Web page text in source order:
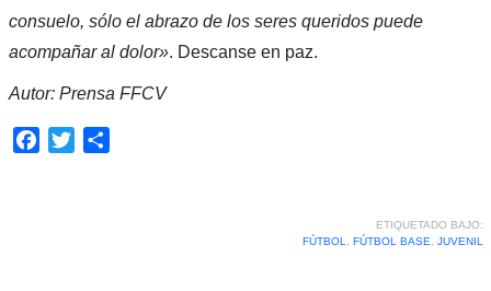
consuelo, sólo el abrazo de los seres queridos puede
acompañar al dolor». Descanse en paz.
Autor: Prensa FFCV
Facebook
Twitter
ETIQUETADO BAJO:
FÚTBOL
FÚTBOL BASE JUVENIL